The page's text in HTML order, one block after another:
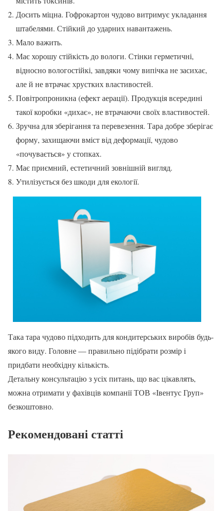
Досить міцна. Гофрокартон чудово витримує укладання
штабелями. Стійкий до ударних навантажень.
Мало важить.
Має хорошу стійкість до вологи. Стінки герметичні,
відносно вологостійкі, завдяки чому випічка не засихає,
але й не втрачає хрустких властивостей.
Повітропроникна (ефект аерації). Продукція всередині
такої коробки «дихає», не втрачаючи своїх властивостей.
Зручна для зберігання та перевезення. Тара добре зберігає
форму, захищаючи вміст від деформації, чудово
«почувається» у стопках.
Має приємний, естетичний зовнішній вигляд.
Утилізується без шкоди для екології.
Така тара чудово підходить для кондитерських виробів будь-
якого виду. Головне — правильно підібрати розмір і
придбати необхідну кількість.
Детальну консультацію з усіх питань, що вас цікавлять,
можна отримати у фахівців компанії ТОВ «Івентус Груп»
безкоштовно.
Рекомендовані статті